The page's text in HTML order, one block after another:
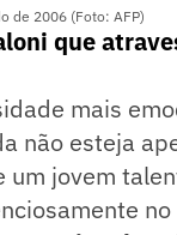
de 2006 (Foto: AFP)
que
mais
não esteja
um jovem